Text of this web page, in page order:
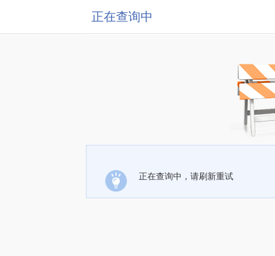
正在查询中
正在查询中，请刷新重试